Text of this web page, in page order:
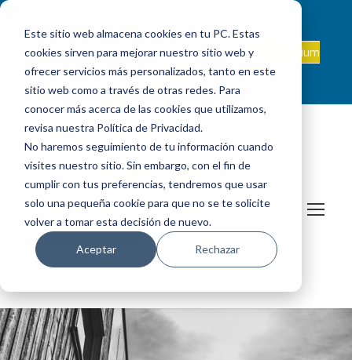
Este sitio web almacena cookies en tu PC. Estas
cookies sirven para mejorar nuestro sitio web y
ofrecer servicios más personalizados, tanto en este
sitio web como a través de otras redes. Para
conocer más acerca de las cookies que utilizamos,
revisa nuestra Política de Privacidad.
No haremos seguimiento de tu información cuando
visites nuestro sitio. Sin embargo, con el fin de
cumplir con tus preferencias, tendremos que usar
solo una pequeña cookie para que no se te solicite
volver a tomar esta decisión de nuevo.
Aceptar Rechazar
ES +34 924 524 001
sanjosevillafranca@fundacionloyola.es | Onda Collegium
Podcast